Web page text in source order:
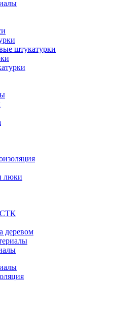
штукатурки
люки
деревом